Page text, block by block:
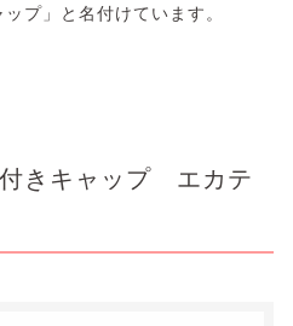
プ」と名付けています。
きキャップ エカテ